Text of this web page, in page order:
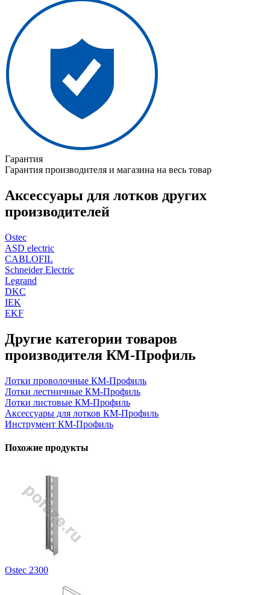
Гарантия
Гарантия производителя и магазина на весь товар
Аксессуары для лотков других
производителей
Ostec
ASD electric
CABLOFIL
Schneider Electric
Legrand
DKC
IEK
EKF
Другие категории товаров
производителя КМ-Профиль
Лотки проволочные КМ-Профиль
Лотки лестничные КМ-Профиль
Лотки листовые КМ-Профиль
Аксессуары для лотков КМ-Профиль
Инструмент КМ-Профиль
Похожие продукты
Ostec 2300